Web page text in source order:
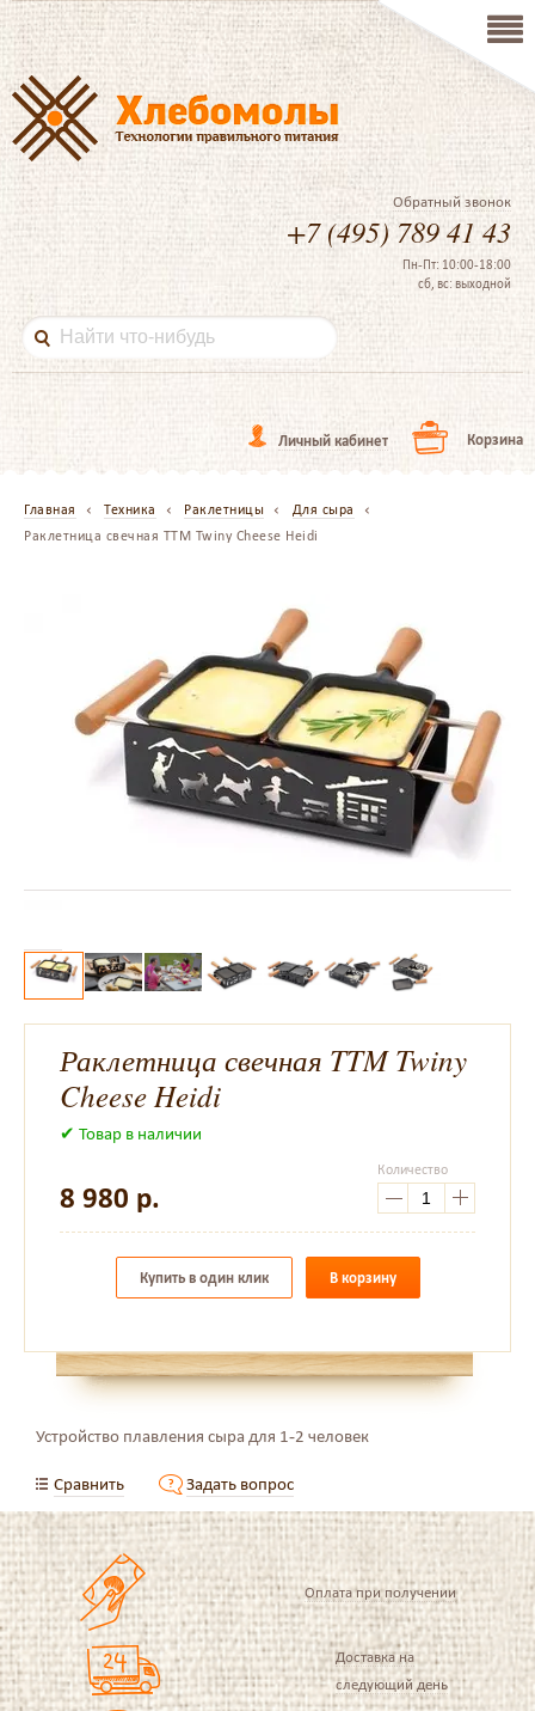
Обратный звонок
+7 (495) 789 41 43
Пн-Пт: 10:00-18:00
сб, вс: выходной
Личный кабинет Корзина
Главная Техника Раклетницы
Для сыра
Раклетница свечная TTM Twiny Cheese Heidi
Раклетница свечная TTM Twiny
Cheese Heidi
✔ Товар в наличии
8 980 р.
Количество
Купить в один клик В корзину
Устройство плавления сыра для 1-2 человек
Сравнить Задать вопрос
Оплата при получении
Доставка на
следующий день